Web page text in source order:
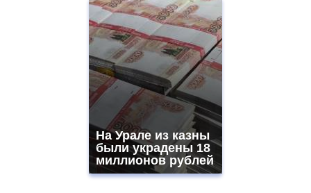
На Урале из казны
были украдены 18
миллионов рублей